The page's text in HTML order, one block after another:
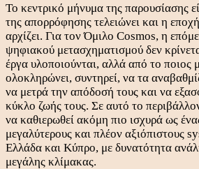
Το κεντρικό μήνυμα της παρουσίασης
της απορρόφησης τελειώνει και η
αρχίζει. Για τον Όμιλο Cosmos, η
ψηφιακού μετασχηματισμού δεν
έργα υλοποιούνται, αλλά από το ποιος
ολοκληρώνει, συντηρεί, να τα
να μετρά την απόδοσή τους και να
κύκλο ζωής τους. Σε αυτό το
να καθιερωθεί ακόμη πιο ισχυρά ως
μεγαλύτερους και πλέον αξιόπιστους
Ελλάδα και Κύπρο, με δυνατότητα
μεγάλης κλίμακας.